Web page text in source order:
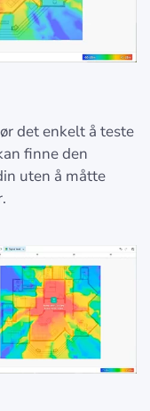
det enkelt å teste
finne den
uten å måtte